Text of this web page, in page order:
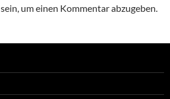
sein, um einen Kommentar abzugeben.